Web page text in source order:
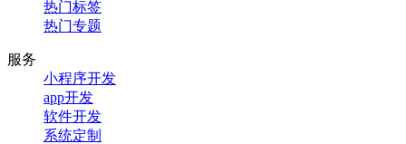
热门标签
热门专题
服务
小程序开发
app开发
软件开发
系统定制